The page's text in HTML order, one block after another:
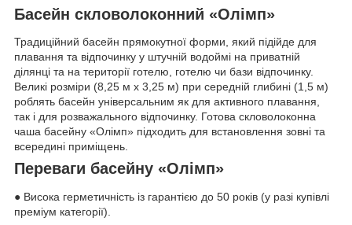
Басейн скловолоконний «Олімп»
Традиційний басейн прямокутної форми, який підійде для
плавання та відпочинку у штучній водоймі на приватній
ділянці та на території готелю, готелю чи бази відпочинку.
Великі розміри (8,25 м х 3,25 м) при середній глибині (1,5 м)
роблять басейн універсальним як для активного плавання,
так і для розважального відпочинку. Готова скловолоконна
чаша басейну «Олімп» підходить для встановлення зовні та
всередині приміщень.
Переваги басейну «Олімп»
● Висока герметичність із гарантією до 50 років (у разі купівлі
преміум категорії).